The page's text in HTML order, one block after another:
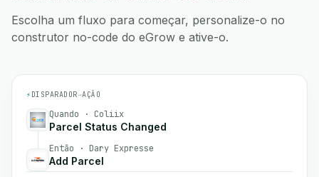
Escolha um fluxo para começar, personalize-o no
construtor no-code do eGrow e ative-o.
⚡ DISPARADOR→AÇÃO
Quando · Coliix
Parcel Status Changed
Então · Dary Expresse
Add Parcel